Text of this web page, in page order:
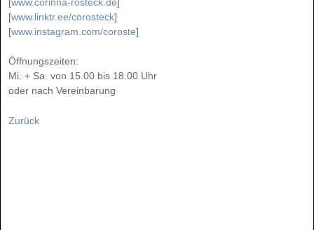
[www.linktr.ee/corosteck]
[www.instagram.com/coroste]
Öffnungszeiten:
Mi. + Sa. von 15.00 bis 18.00 Uhr
oder nach Vereinbarung
Zurück